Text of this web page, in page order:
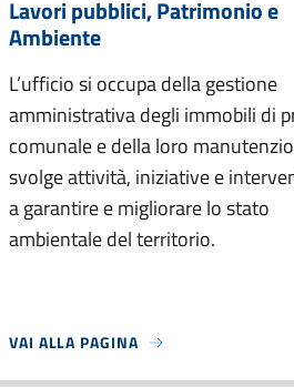
Lavori pubblici, Patrimonio e
Ambiente
L’ufficio si occupa della gestione
amministrativa degli immobili di
comunale e della loro
svolge attività, iniziative e
a garantire e migliorare lo stato
ambientale del territorio.
VAI ALLA PAGINA